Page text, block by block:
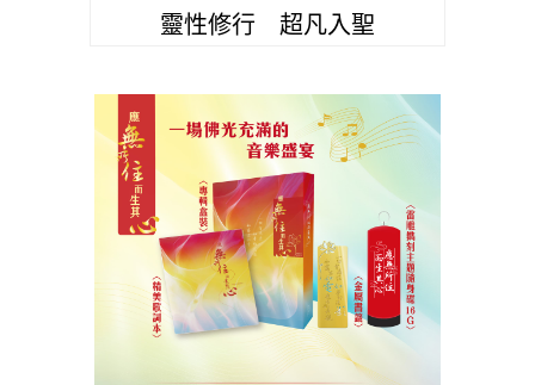
靈性修行 超凡入聖